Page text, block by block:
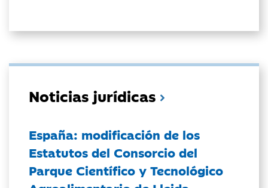
Noticias jurídicas
España: modificación de los
Estatutos del Consorcio del
Parque Científico y Tecnológico